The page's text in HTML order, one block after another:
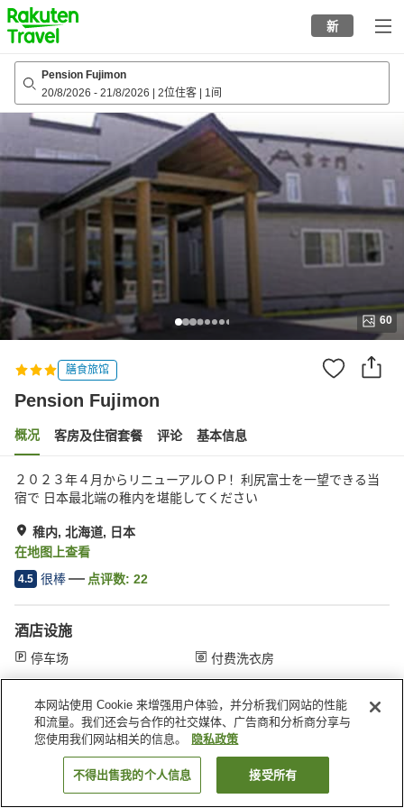
to
top
page
新
Pension Fujimon
20/8/2026 - 21/8/2026 2位住客 1间
60
膳食旅馆
Pension Fujimon
概况 客房及住宿套餐 评论 基本信息
２０２３年４月からリニューアルＯＰ！利尻富士を一望できる当
宿で 日本最北端の稚内を堪能してください
稚内, 北海道, 日本
在地图上查看
4.5 很棒 点评数: 22
酒店设施
停车场 付费洗衣房
首页 日本 北海道 稚内 Pension Fujimon
搜索客房
本网站使用 Cookie 来增强用户体验，并分析我们网站的性能
和流量。我们还会与合作的社交媒体、广告商和分析商分享与
您使用我们网站相关的信息。
隐私政策
不得出售我的个人信息 接受所有